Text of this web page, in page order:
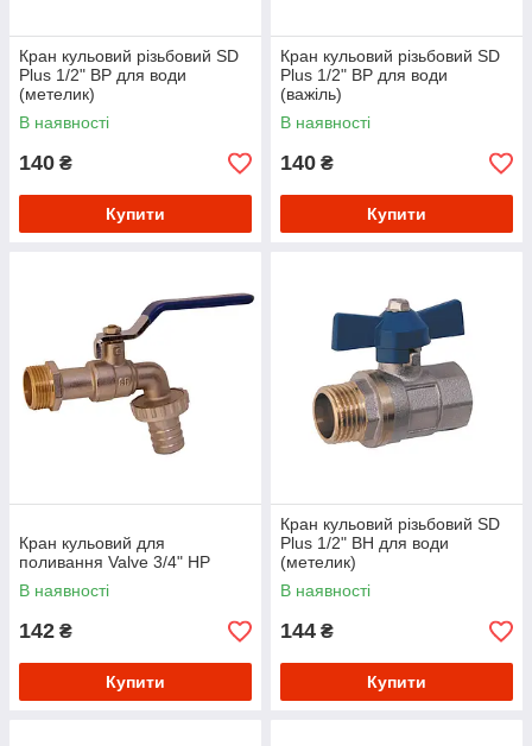
Кран кульовий різьбовий SD
Plus 1/2" ВР для води
(метелик)
В наявності
140 ₴
Купити
Кран кульовий різьбовий SD
Plus 1/2" ВР для води
(важіль)
В наявності
140 ₴
Купити
Кран кульовий для
поливання Valve 3/4" НР
В наявності
142 ₴
Купити
Кран кульовий різьбовий SD
Plus 1/2" ВН для води
(метелик)
В наявності
144 ₴
Купити